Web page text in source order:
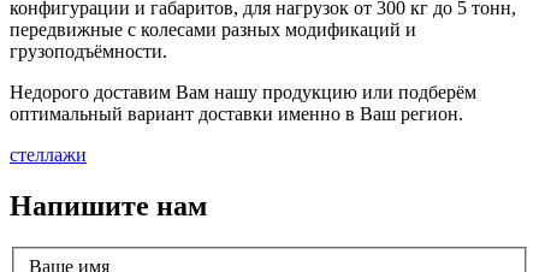
конфигурации и габаритов, для нагрузок от 300 кг до 5 тонн,
передвижные с колесами разных модификаций и
грузоподъёмности.
Недорого доставим Вам нашу продукцию или подберём
оптимальный вариант доставки именно в Ваш регион.
стеллажи
Напишите нам
Ваше имя